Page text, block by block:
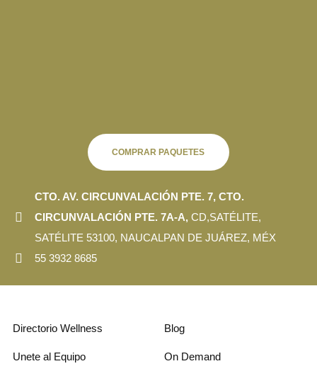
COMPRAR PAQUETES
CTO. AV. CIRCUNVALACIÓN PTE. 7, CTO.
CIRCUNVALACIÓN PTE. 7A-A,CD,SATÉLITE,
SATÉLITE 53100, NAUCALPAN DE JUÁREZ, MÉX
55 3932 8685
Directorio Wellness
Unete al Equipo
Blog
On Demand